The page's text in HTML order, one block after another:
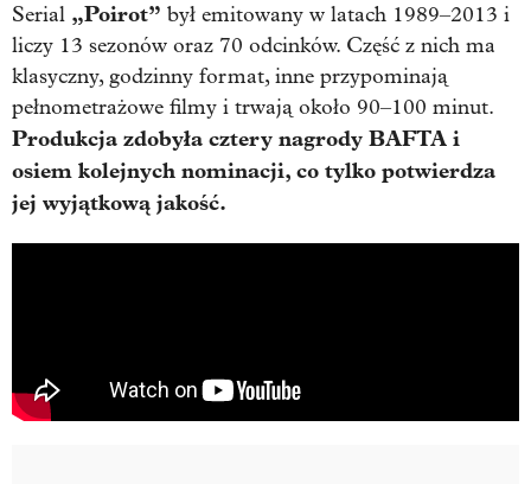
Serial „Poirot” był emitowany w latach 1989–2013 i
liczy 13 sezonów oraz 70 odcinków. Część z nich ma
klasyczny, godzinny format, inne przypominają
pełnometrażowe filmy i trwają około 90–100 minut.
Produkcja zdobyła cztery nagrody BAFTA i
osiem kolejnych nominacji, co tylko potwierdza
jej wyjątkową jakość.